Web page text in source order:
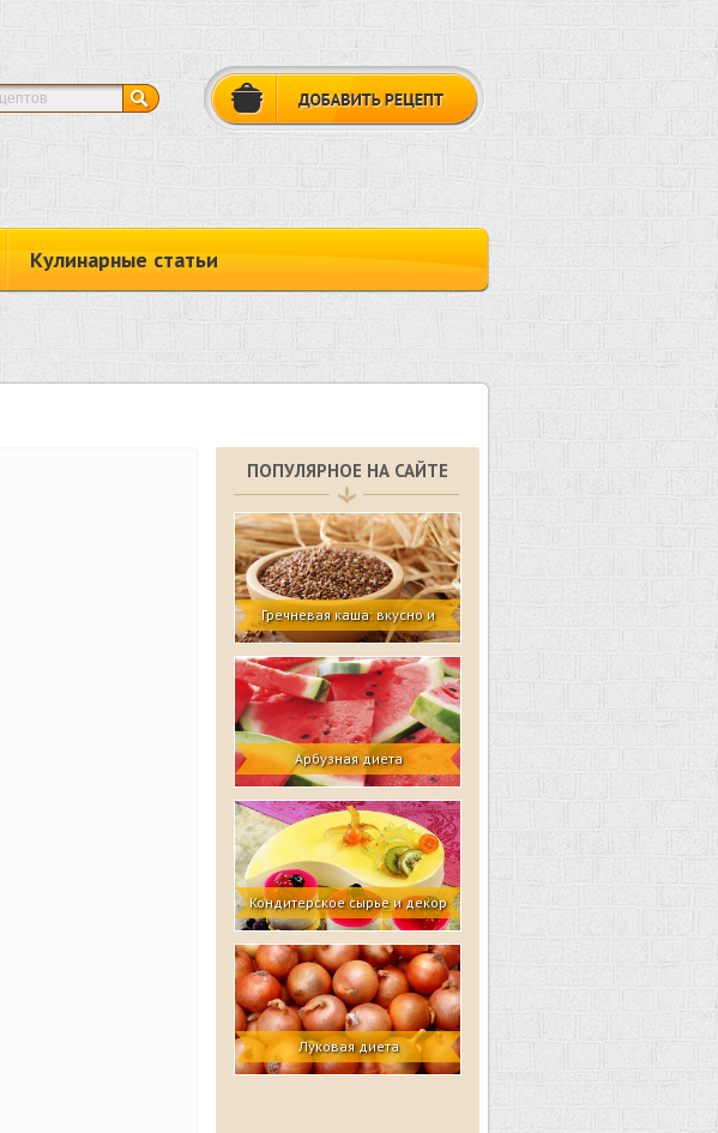
Кулинарные статьи
ПОПУЛЯРНОЕ НА САЙТЕ
Гречневая каша: вкусно и
некалорийно
Арбузная диета
Кондитерское сырье и декор
для профессионалов
Луковая диета